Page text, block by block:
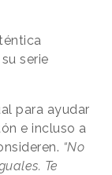
serie
para ayudar
e incluso a
“No
Te